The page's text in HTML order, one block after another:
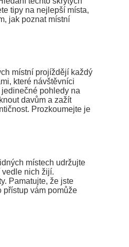
tipy na nejlepší místa,
jak poznat místní
místní projíždějí každý
které návštěvníci
pohledy na
davům a zažít
Prozkoumejte je
místech udržujte
vedle nich žijí.
Pamatujte, že jste
přístup vám pomůže